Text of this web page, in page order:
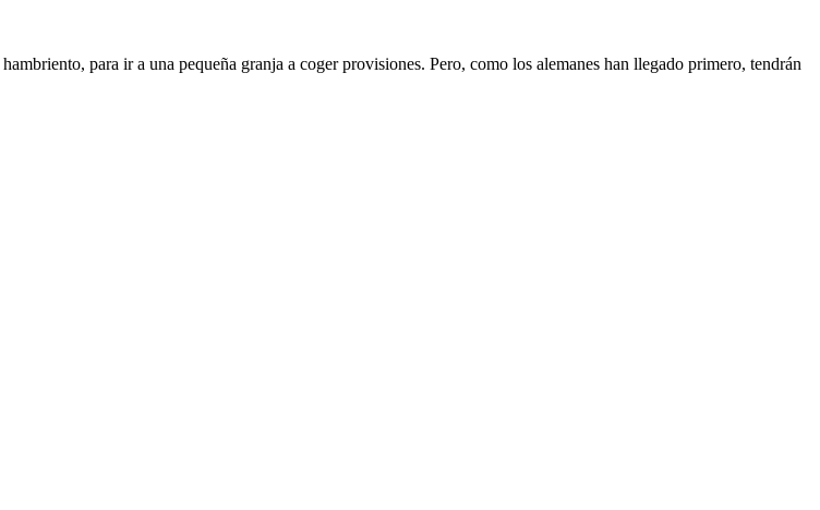
para ir a una pequeña granja a coger provisiones. Pero, como los alemanes han llegado primero, tendrán